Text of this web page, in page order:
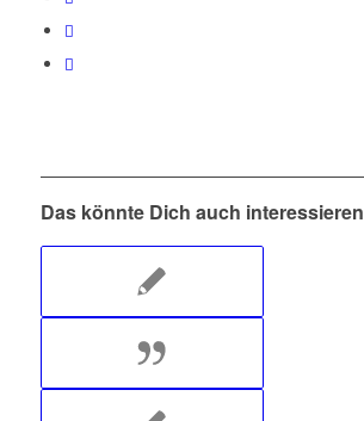
Das könnte Dich auch interessieren